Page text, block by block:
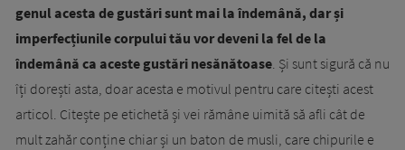
genul acesta de gustări sunt mai la îndemână, dar și
imperfecțiunile corpului tău vor deveni la fel de la
îndemână ca aceste gustări nesănătoase. Și sunt sigură că nu
îți dorești asta, doar acesta e motivul pentru care citești acest
articol. Citește pe etichetă și vei rămâne uimită să afli cât de
mult zahăr conține chiar și un baton de musli, care chipurile e